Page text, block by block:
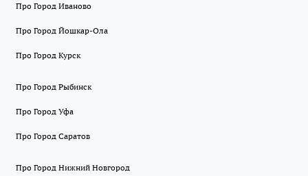
Про Город Иваново
Про Город Йошкар-Ола
Про Город Курск
Про Город Рыбинск
Про Город Уфа
Про Город Саратов
Про Город Нижний Новгород